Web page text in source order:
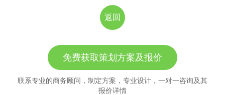
返回
免费获取策划方案及报价
联系专业的商务顾问，制定方案，专业设计，一对一咨询及其
报价详情